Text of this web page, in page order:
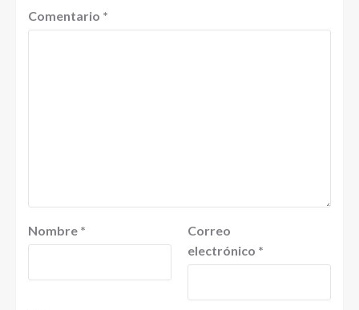
Comentario *
Nombre *
Correo
electrónico *